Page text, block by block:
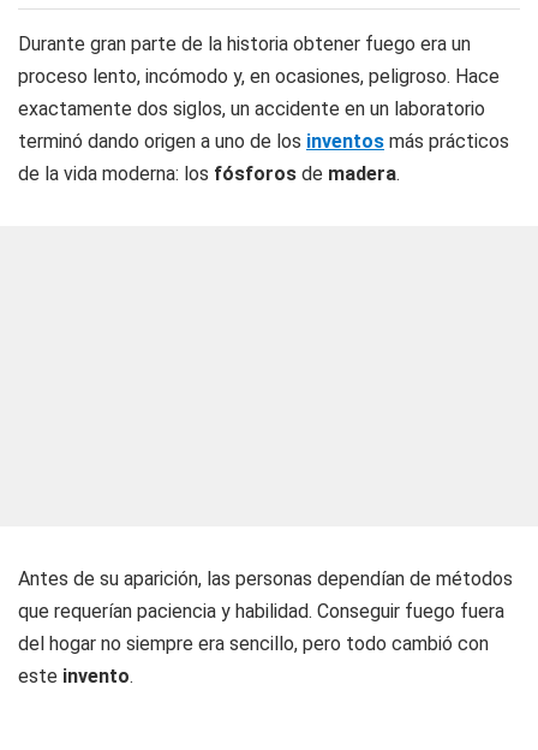
Durante gran parte de la historia obtener fuego era un
proceso lento, incómodo y, en ocasiones, peligroso. Hace
exactamente dos siglos, un accidente en un laboratorio
terminó dando origen a uno de los inventos más prácticos
de la vida moderna: los fósforos de madera.
Antes de su aparición, las personas dependían de métodos
que requerían paciencia y habilidad. Conseguir fuego fuera
del hogar no siempre era sencillo, pero todo cambió con
este invento.